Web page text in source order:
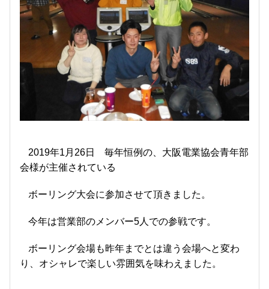
2019年1月26日 毎年恒例の、大阪電業協会青年部
会様が主催されている
ボーリング大会に参加させて頂きました。
今年は営業部のメンバー5人での参戦です。
ボーリング会場も昨年までとは違う会場へと変わ
り、オシャレで楽しい雰囲気を味わえました。